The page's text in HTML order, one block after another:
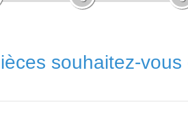
souhaitez-vous